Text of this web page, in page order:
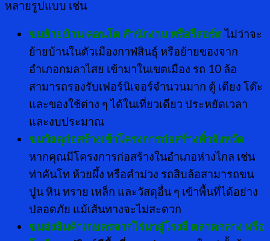
หลายรูปแบบ เช่น
ขนย้ายบ้าน คอนโด สำนักงาน หรือรีสอร์ตไม่ว่าจะ
ย้ายบ้านในตัวเมืองกาฬสินธุ์ หรือย้ายของจาก
อำเภอกมลาไสย เข้ามาในเขตเมือง รถ 10 ล้อ
สามารถรองรับเฟอร์นิเจอร์จำนวนมาก ตู้ เตียง โต๊ะ
และของใช้ต่าง ๆ ได้ในเที่ยวเดียว ประหยัดเวลา
และงบประมาณ
ขนวัสดุก่อสร้างเข้าโครงการก่อสร้างทั่วจังหวัด
หากคุณมีโครงการก่อสร้างในอำเภอห่างไกล เช่น
ท่าคันโท ห้วยผึ้ง หรือคำม่วง รถสิบล้อสามารถขน
ปูน หิน ทราย เหล็ก และวัสดุอื่น ๆ เข้าพื้นที่ได้อย่าง
ปลอดภัย แม้เส้นทางจะไม่สะดวก
ขนส่งสินค้าเกษตรจากไร่นาสู่โรงสี ตลาดกลาง หรือ